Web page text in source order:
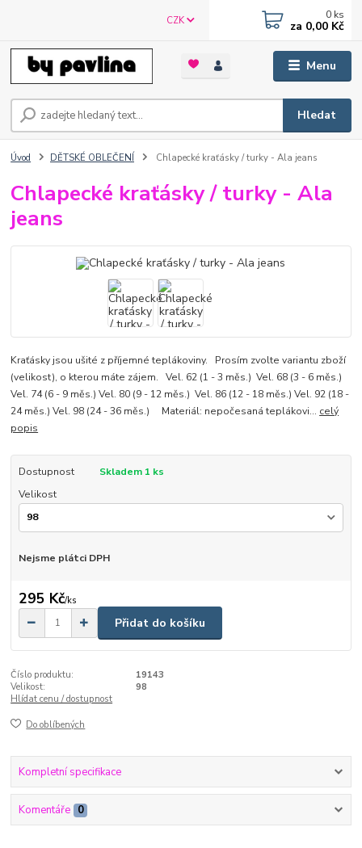
Menu
CZK
Hledat
0 ks
za 0,00 Kč
Úvod DĚTSKÉ OBLEČENÍ Chlapecké kraťásky / turky - Ala jeans
Chlapecké kraťásky / turky - Ala
jeans
Kraťásky jsou ušité z příjemné teplákoviny. Prosím zvolte variantu zboží
(velikost), o kterou máte zájem. Vel. 62 (1 - 3 měs.) Vel. 68 (3 - 6 měs.)
Vel. 74 (6 - 9 měs.) Vel. 80 (9 - 12 měs.) Vel. 86 (12 - 18 měs.) Vel. 92 (18 -
24 měs.) Vel. 98 (24 - 36 měs.) Materiál: nepočesaná teplákovi... celý
popis
Dostupnost
Skladem 1 ks
Velikost
Nejsme plátci DPH
295 Kč/ks
Přidat do košíku
Číslo produktu:
19143
Velikost:
98
Hlídat cenu / dostupnost
Do oblíbených
Kompletní specifikace
Komentáře 0